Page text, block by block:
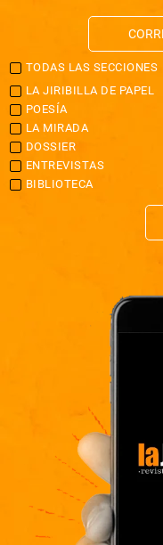
TODAS LAS SECCIONES
LA JIRIBILLA DE PAPEL
POESÍA
LA MIRADA
DOSSIER
ENTREVISTAS
BIBLIOTECA